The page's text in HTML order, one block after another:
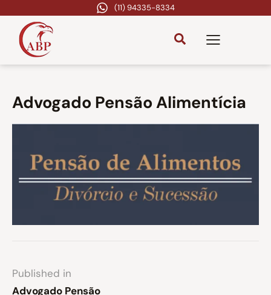
(11) 94335-8334
Advogado Pensão Alimentícia
Published in
Advogado Pensão